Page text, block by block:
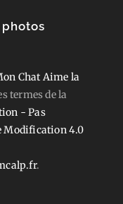
Chat Aime la
termes de la
- Pas
Modification 4.0
.